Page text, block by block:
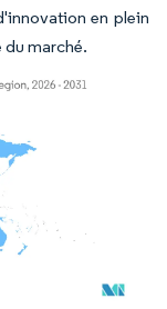
en plein
marché.